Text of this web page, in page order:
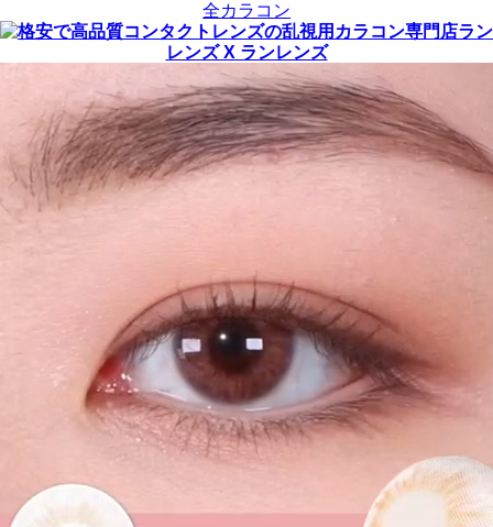
全カラコン